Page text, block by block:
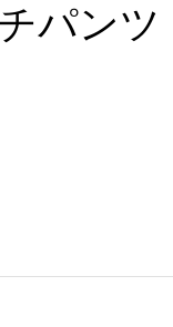
パンツ